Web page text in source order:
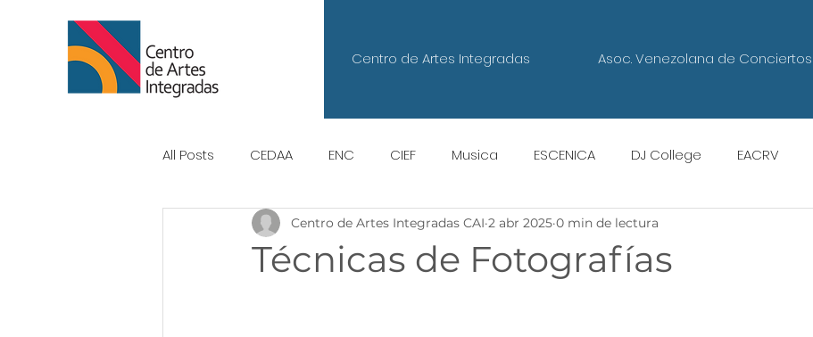
Centro de Artes Integradas Asoc. Venezolana de Conciertos
All Posts CEDAA ENC CIEF Musica ESCENICA DJ College EACRV
Centro de Artes Integradas Escuela de Gastronomía
Técnicas de Fotografías
Centro de Artes Integradas CAI 2 abr 2025 0 min de lectura